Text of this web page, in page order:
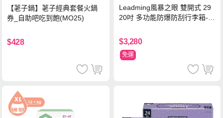
【荖子鍋】荖子經典套餐火鍋
券_自助吧吃到飽(MO25)
$428
Leadming風暴之眼 雙開式 29
20吋 多功能防爆防刮行李箱-海
$3,280
免運